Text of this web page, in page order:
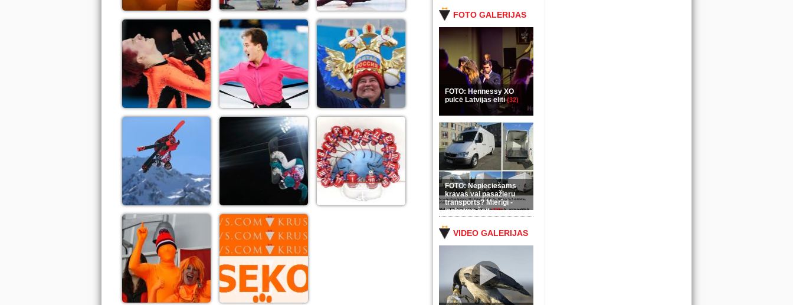
FOTO GALERIJAS
FOTO: Hennessy XO
pulcē Latvijas eliti(32)
FOTO: Nepieciešams
kravas vai pasažieru
transports? Mierīgi -
ieskaties šeit(35)
VIDEO GALERIJAS